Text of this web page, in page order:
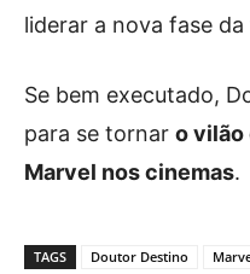
liderar a nova fase
Se bem executado,
para se tornar o
Marvel nos cinemas.
TAGS Doutor Destino